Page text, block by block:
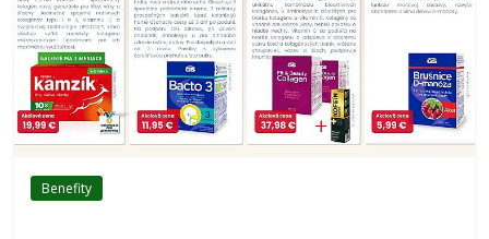
Benefity